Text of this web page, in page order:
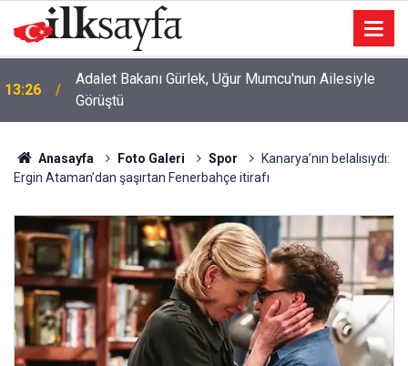
13:26
Adalet Bakanı Gürlek, Uğur Mumcu'nun Ailesiyle
Görüştü
Anasayfa Foto Galeri Spor
Kanarya’nın belalısıydı:
Ergin Ataman’dan şaşırtan Fenerbahçe itirafı